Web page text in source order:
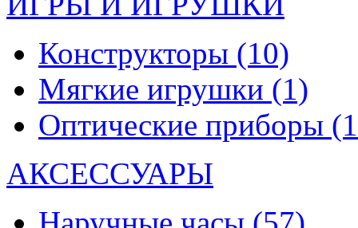
Конструкторы (10)
Мягкие игрушки (1)
Оптические приборы
АКСЕССУАРЫ